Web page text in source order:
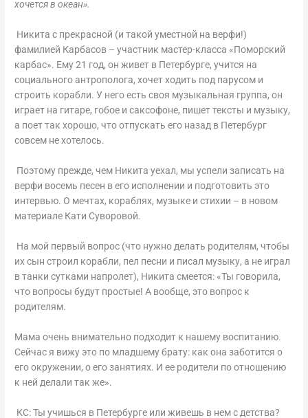
хочется в океан».
Никита с прекрасной (и такой уместной на верфи!)
фамилией Карбасов – участник мастер-класса «Поморский
карбас». Ему 21 год, он живет в Петербурге, учится на
социального антрополога, хочет ходить под парусом и
строить корабли. У него есть своя музыкальная группа, он
играет на гитаре, гобое и саксофоне, пишет тексты и музыку,
а поет так хорошо, что отпускать его назад в Петербург
совсем не хотелось.
Поэтому прежде, чем Никита уехал, мы успели записать на
верфи восемь песен в его исполнении и подготовить это
интервью. О мечтах, кораблях, музыке и стихии – в новом
материале Кати Суворовой.
На мой первый вопрос (что нужно делать родителям, чтобы
их сын строил корабли, пел песни и писал музыку, а не играл
в танки сутками напролет), Никита смеется: «Ты говорила,
что вопросы будут простые! А вообще, это вопрос к
родителям.
Мама очень внимательно подходит к нашему воспитанию.
Сейчас я вижу это по младшему брату: как она заботится о
его окружении, о его занятиях. И ее родители по отношению
к ней делали так же».
КС: Ты учишься в Петербурге или живешь в нем с детства?